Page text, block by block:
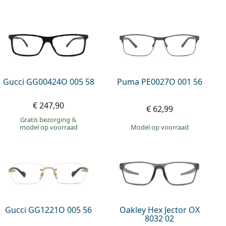
Gucci GG00424O 005 58
€ 247,90
Gratis bezorging&
model op voorraad
Puma PE0027O 001 56
€ 62,99
model op voorraad
Gucci GG1221O 005 56 Oakley Hex Jector OX
8032 02